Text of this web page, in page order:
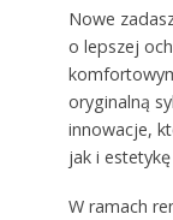
Nowe
o lepszej
oryginalną
innowacje,
jak i
W ramach